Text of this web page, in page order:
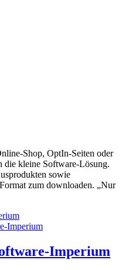
Shop, OptIn-Seiten oder
die kleine Software-Lösung.
sowie
zum downloaden. „Nur
Imperium